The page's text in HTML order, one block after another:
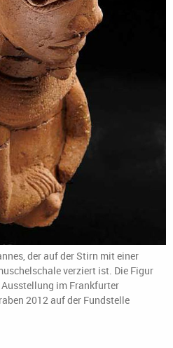
der auf der Stirn mit einer
verziert ist. Die Figur
im Frankfurter
2012 auf der Fundstelle